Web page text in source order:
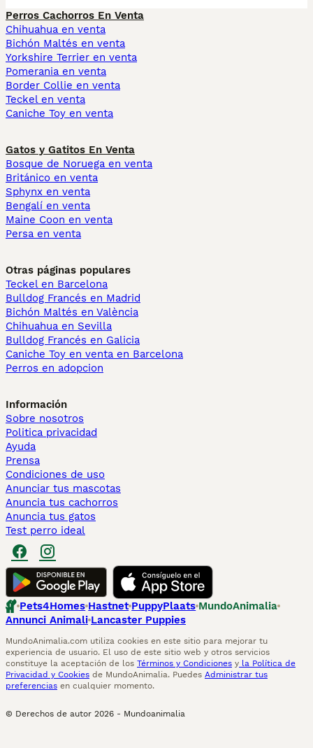
Perros Cachorros En Venta
Chihuahua en venta
Bichón Maltés en venta
Yorkshire Terrier en venta
Pomerania en venta
Border Collie en venta
Teckel en venta
Caniche Toy en venta
Gatos y Gatitos En Venta
Bosque de Noruega en venta
Británico en venta
Sphynx en venta
Bengalí en venta
Maine Coon en venta
Persa en venta
Otras páginas populares
Teckel en Barcelona
Bulldog Francés en Madrid
Bichón Maltés en València
Chihuahua en Sevilla
Bulldog Francés en Galicia
Caniche Toy en venta en Barcelona
Perros en adopcion
Información
Sobre nosotros
Politica privacidad
Ayuda
Prensa
Condiciones de uso
Anunciar tus mascotas
Anuncia tus cachorros
Anuncia tus gatos
Test perro ideal
Pets4Homes Hastnet PuppyPlaats MundoAnimalia
Annunci Animali Lancaster Puppies
MundoAnimalia.com utiliza cookies en este sitio para mejorar tu
experiencia de usuario. El uso de este sitio web y otros servicios
constituye la aceptación de los Términos y Condiciones y la Política de
Privacidad y Cookies de MundoAnimalia. Puedes Administrar tus
preferencias en cualquier momento.
© Derechos de autor 2026 - Mundoanimalia